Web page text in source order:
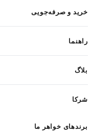
خرید و صرفه‌جویی
راهنما
بلاگ
شرکا
برندهای خواهر ما